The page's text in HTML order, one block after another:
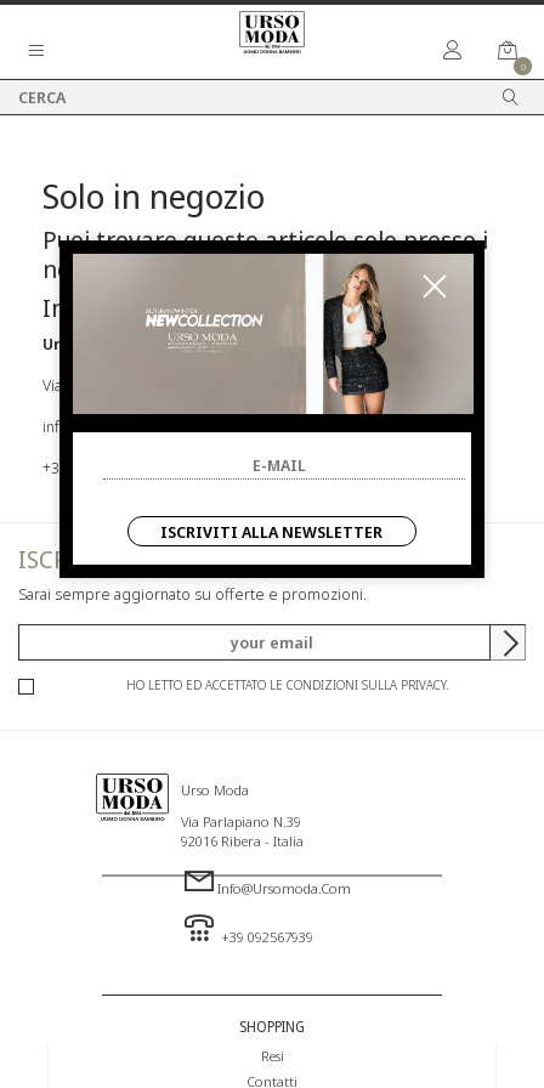
0
Solo in negozio
Puoi trovare questo articolo solo presso i
nostri punti vendita:
Info contatti
Urso Moda
Via Parlapiano N.39 92016 Ribera
info@ursomoda.com
+39 092567939
ISCRIVITI ALLA NEWSLETTER
Sarai sempre aggiornato su offerte e promozioni.
HO LETTO ED ACCETTATO LE CONDIZIONI SULLA PRIVACY.
Urso Moda
Via Parlapiano N.39
92016 Ribera - Italia
Info@ursomoda.com
+39 092567939
SHOPPING
Resi
Contatti
ISCRIVITI ALLA NEWSLETTER